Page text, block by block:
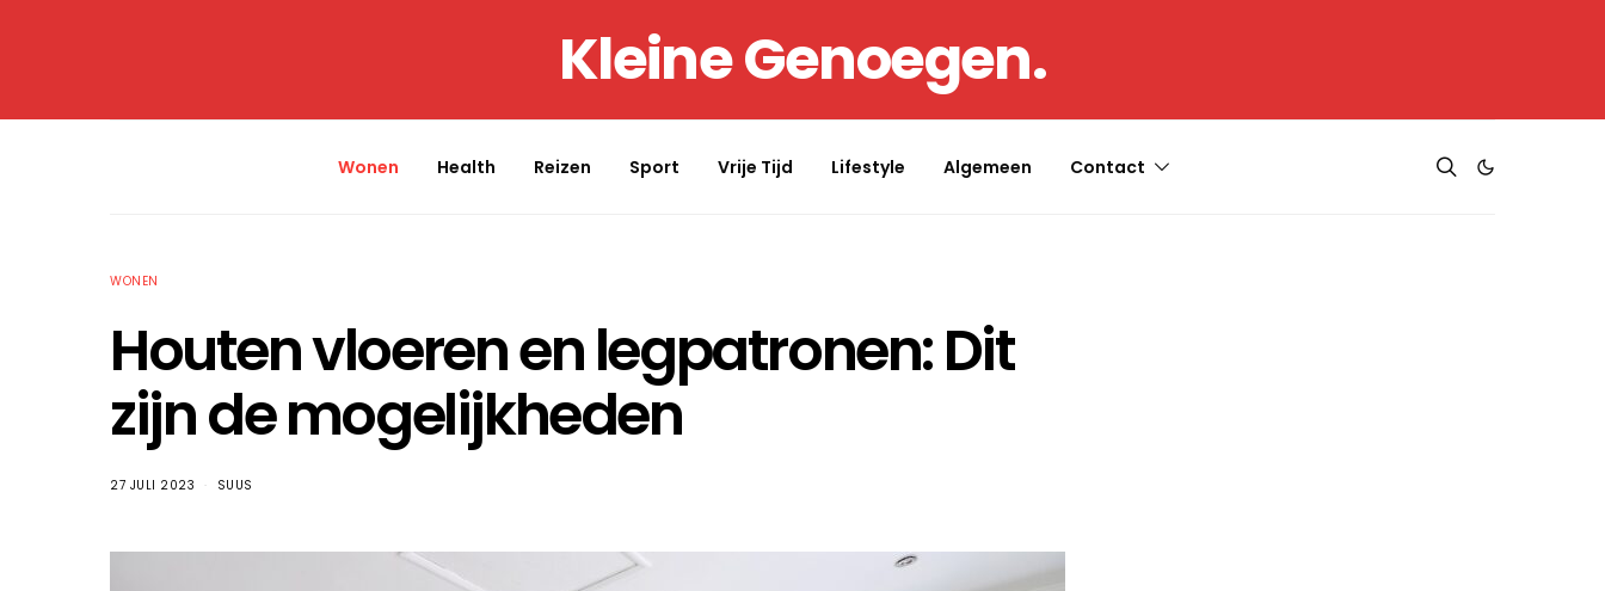
Kleine Genoegen.
Wonen Health Reizen Sport Vrije Tijd Lifestyle Algemeen Contact
WONEN
Houten vloeren en legpatronen: Dit
zijn de mogelijkheden
27 JULI 2023 SUUS